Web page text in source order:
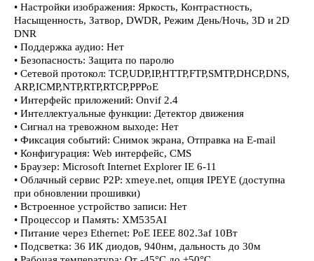
• Настройки изображения: Яркость, Контрастность,
Насыщенность, Затвор, DWDR, Режим День/Ночь, 3D и 2D
DNR
• Поддержка аудио: Нет
• Безопасность: Защита по паролю
• Сетевой протокол: TCP,UDP,IP,HTTP,FTP,SMTP,DHCP,DNS,
ARP,ICMP,NTP,RTP,RTCP,PPPoE
• Интерфейс приложений: Onvif 2.4
• Интеллектуальные функции: Детектор движения
• Сигнал на тревожном выходе: Нет
• Фиксация событий: Снимок экрана, Отправка на E-mail
• Конфигурация: Web интерфейс, CMS
• Браузер: Microsoft Internet Explorer IE 6-11
• Облачный сервис P2P: xmeye.net, опция IPEYE (доступна
при обновлении прошивки)
• Встроенное устройство записи: Нет
• Процессор и Память: XM535AI
• Питание через Ethernet: PoE IEEE 802.3af 10Вт
• Подсветка: 36 ИК диодов, 940нм, дальность до 30м